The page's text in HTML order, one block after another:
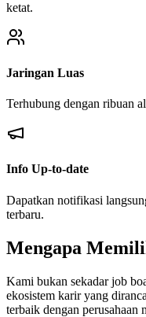
ketat.
Jaringan Luas
Terhubung dengan ribuan
Info Up-to-date
Dapatkan notifikasi
terbaru.
Mengapa
Kami bukan sekadar job
ekosistem karir yang
terbaik dengan perusahaan